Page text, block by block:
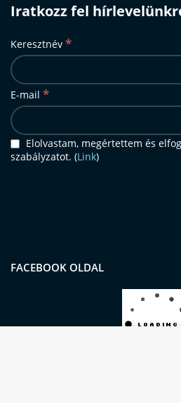
Iratkozz fel
Keresztnév *
E-mail *
Elolvastam, megértettem és
szabályzatot. (Link)
FACEBOOK OLDAL